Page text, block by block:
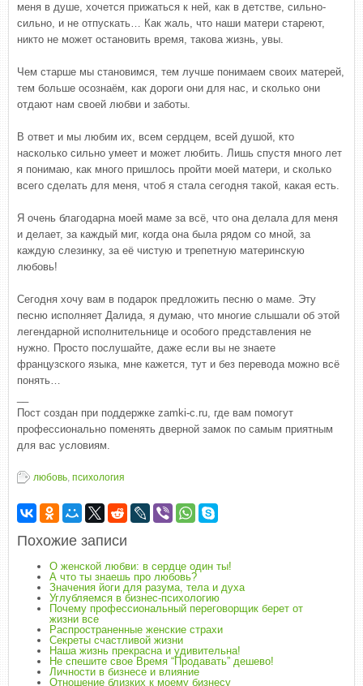
меня в душе, хочется прижаться к ней, как в детстве, сильно-
сильно, и не отпускать… Как жаль, что наши матери стареют,
никто не может остановить время, такова жизнь, увы.
Чем старше мы становимся, тем лучше понимаем своих матерей,
тем больше осознаём, как дороги они для нас, и сколько они
отдают нам своей любви и заботы.
В ответ и мы любим их, всем сердцем, всей душой, кто
насколько сильно умеет и может любить. Лишь спустя много лет
я понимаю, как много пришлось пройти моей матери, и сколько
всего сделать для меня, чтоб я стала сегодня такой, какая есть.
Я очень благодарна моей маме за всё, что она делала для меня
и делает, за каждый миг, когда она была рядом со мной, за
каждую слезинку, за её чистую и трепетную материнскую
любовь!
Сегодня хочу вам в подарок предложить песню о маме. Эту
песню исполняет Далида, я думаю, что многие слышали об этой
легендарной исполнительнице и особого представления не
нужно. Просто послушайте, даже если вы не знаете
французского языка, мне кажется, тут и без перевода можно всё
понять…
Пост создан при поддержке zamki-c.ru, где вам помогут
профессионально поменять дверной замок по самым приятным
для вас условиям.
любовь, психология
Похожие записи
О женской любви: в сердце один ты!
А что ты знаешь про любовь?
Значения йоги для разума, тела и духа
Углубляемся в бизнес-психологию
Почему профессиональный переговорщик берет от
жизни все
Распространенные женские страхи
Секреты счастливой жизни
Наша жизнь прекрасна и удивительна!
Не спешите свое Время “Продавать” дешево!
Личности в бизнесе и влияние
Отношение близких к моему бизнесу